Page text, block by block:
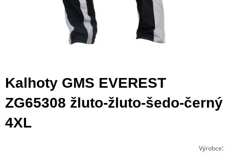
Kalhoty GMS EVEREST
ZG65308 žluto-žluto-šedo-černý
4XL
Výrobce: